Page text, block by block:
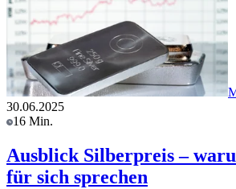
30.06.2025
16 Min.
Ausblick Silberpreis –
für sich sprechen